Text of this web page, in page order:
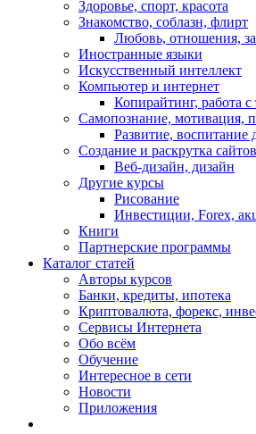
Здоровье, спорт, красота
Знакомство, соблазн, флирт
Любовь, отношения,
Иностранные языки
Искусственный интеллект
Компьютер и интернет
Копирайтинг, работа
Самопознание, мотивация,
Развитие, воспитание
Создание и раскрутка
Веб-дизайн, дизайн
Другие курсы
Рисование
Инвестиции, Forex,
Книги
Партнерские программы
Каталог статей
Авторы курсов
Банки, кредиты, ипотека
Криптовалюта, форекс,
Сервисы Интернета
Обо всём
Обучение
Интересное в сети
Новости
Приложения